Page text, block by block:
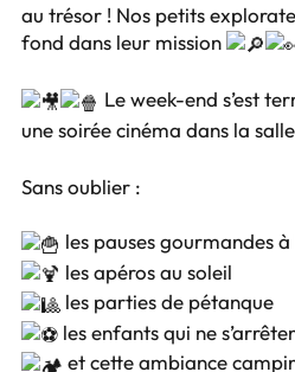
au trésor ! Nos petits
fond dans leur mission
Le week-end s’est
une soirée cinéma dans la
Sans oublier :
les pauses gourmandes
les apéros au soleil
les parties de pétanque
les enfants qui ne
et cette ambiance